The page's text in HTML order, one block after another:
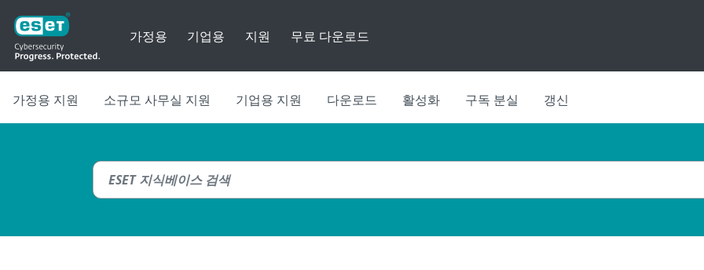
가정용 기업용 지원 무료 다운로드
가정용 지원 소규모 사무실 지원 기업용 지원 다운로드 활성화 구독 분실 갱신